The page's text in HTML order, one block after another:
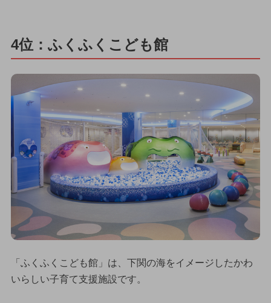
4位：ふくふくこども館
「ふくふくこども館」は、下関の海をイメージしたかわ
いらしい子育て支援施設です。